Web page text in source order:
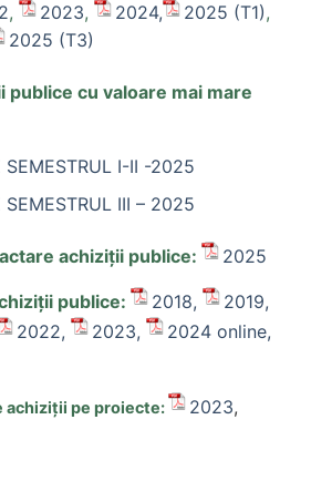
, 2023, 2024, 2025 (T1),
2025 (T3)
publice cu valoare mai mare
SEMESTRUL I-II -2025
SEMESTRUL III – 2025
achiziții publice: 2025
publice: 2018,
2019,
2022, 2023,
2024 online,
achiziții pe proiecte: 2023,